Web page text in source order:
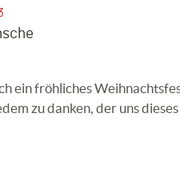
ein fröhliches
zu danken, der uns